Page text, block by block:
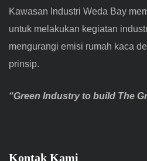
Kawasan Industri Weda Bay
untuk melakukan kegiatan
mengurangi emisi rumah kaca
prinsip.
“Green Industry to build The
Kontak Kami